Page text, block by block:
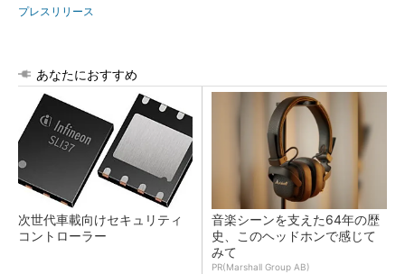
プレスリリース
あなたにおすすめ
次世代車載向けセキュリティ
コントローラー
音楽シーンを支えた64年の歴
史、このヘッドホンで感じて
みて
PR(Marshall Group AB)